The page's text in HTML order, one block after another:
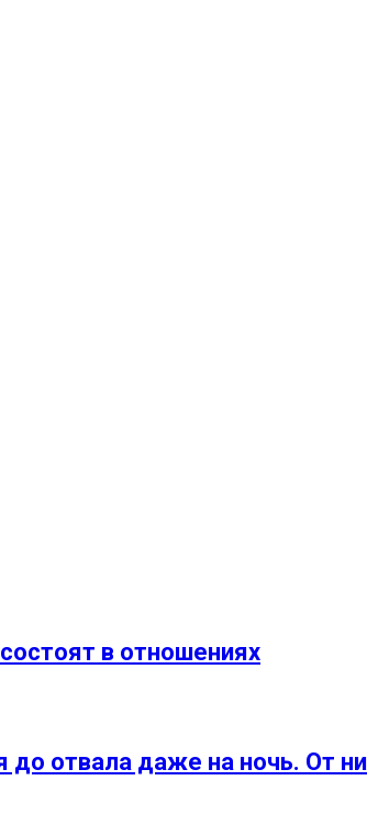
в отношениях
отвала даже на ночь. От